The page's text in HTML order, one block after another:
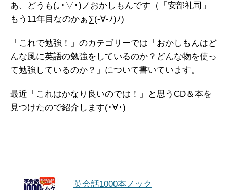
あ、どうも(｡･▽･)ノおかしもんです（「安部礼司」
もう11年目なのかぁ∑(-∀-ﾉ)ﾉ)
「これで勉強！」のカテゴリーでは「おかしもんはど
んな風に英語の勉強をしているのか？どんな物を使っ
て勉強しているのか？」について書いています。
最近「これはかなり良いのでは！」と思うCD＆本を
見つけたので紹介します(･∀･)
英会話1000本ノック